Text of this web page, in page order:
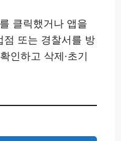
클릭했거나 앱을
점 또는 경찰서를 방
인하고 삭제·초기